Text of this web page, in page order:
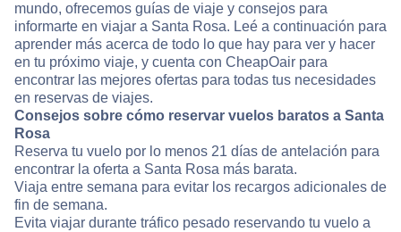
mundo, ofrecemos guías de viaje y consejos para
informarte en viajar a Santa Rosa. Leé a continuación para
aprender más acerca de todo lo que hay para ver y hacer
en tu próximo viaje, y cuenta con CheapOair para
encontrar las mejores ofertas para todas tus necesidades
en reservas de viajes.
Consejos sobre cómo reservar vuelos baratos a Santa
Rosa
Reserva tu vuelo por lo menos 21 días de antelación para
encontrar la oferta a Santa Rosa más barata.
Viaja entre semana para evitar los recargos adicionales de
fin de semana.
Evita viajar durante tráfico pesado reservando tu vuelo a